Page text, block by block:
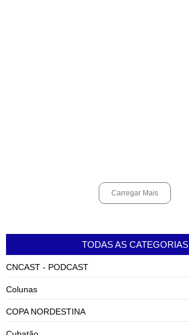
Carregar Mais
TODAS AS CATEGORIAS
CNCAST - PODCAST
Colunas
COPA NORDESTINA